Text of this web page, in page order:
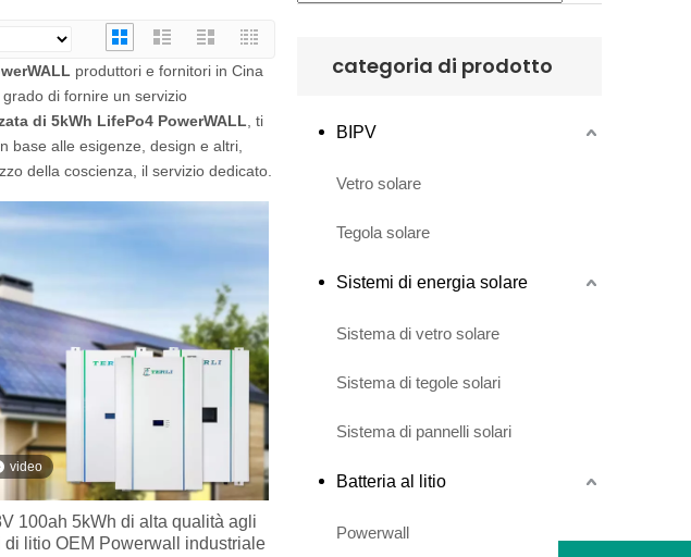
produttori e fornitori in Cina
grado di fornire un servizio
di 5kWh LifePo4 PowerWALL , ti
base alle esigenze, design e altri,
della coscienza, il servizio dedicato.
video
100ah 5kWh di alta qualità agli
di litio OEM Powerwall industriale
categoria di prodotto
BIPV
Vetro solare
Tegola solare
Sistemi di energia solare
Sistema di vetro solare
Sistema di tegole solari
Sistema di pannelli solari
Batteria al litio
Powerwall